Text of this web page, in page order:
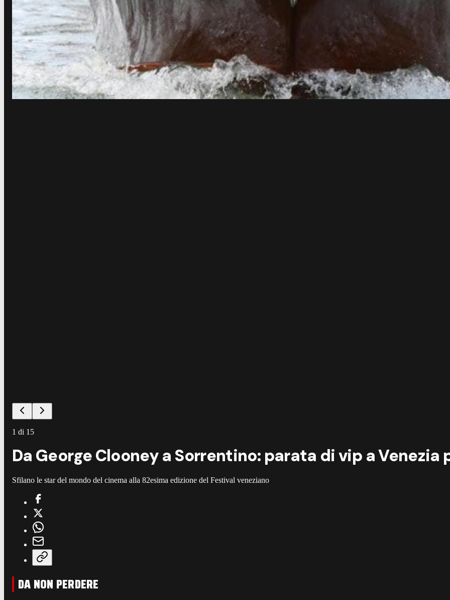
1 di 15
Da George Clooney a Sorrentino: parata di vip a
Sfilano le star del mondo del cinema alla 82esima edizione del Festival veneziano
DA NON PERDERE